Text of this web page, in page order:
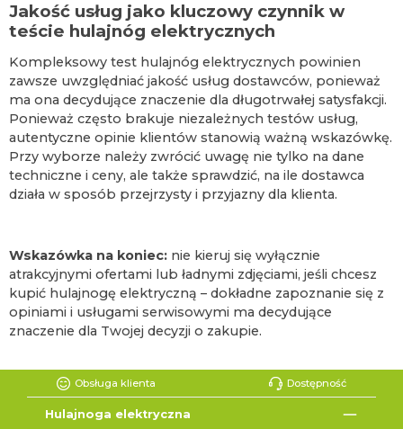
Jakość usług jako kluczowy czynnik w
teście hulajnóg elektrycznych
Kompleksowy test hulajnóg elektrycznych powinien
zawsze uwzględniać jakość usług dostawców, ponieważ
ma ona decydujące znaczenie dla długotrwałej satysfakcji.
Ponieważ często brakuje niezależnych testów usług,
autentyczne opinie klientów stanowią ważną wskazówkę.
Przy wyborze należy zwrócić uwagę nie tylko na dane
techniczne i ceny, ale także sprawdzić, na ile dostawca
działa w sposób przejrzysty i przyjazny dla klienta.
Wskazówka na koniec: nie kieruj się wyłącznie
atrakcyjnymi ofertami lub ładnymi zdjęciami, jeśli chcesz
kupić hulajnogę elektryczną – dokładne zapoznanie się z
opiniami i usługami serwisowymi ma decydujące
znaczenie dla Twojej decyzji o zakupie.
Obsługa klienta Dostępność
Hulajnoga elektryczna